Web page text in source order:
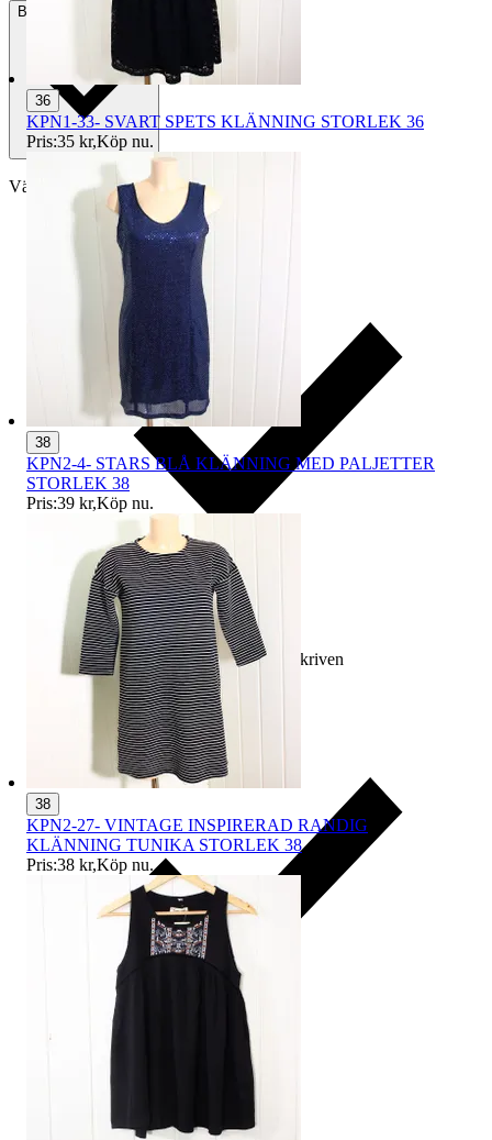
Betalning Via Tradera
Välj till köparskydd
Ersättning om varan inte är som beskriven
Ersättning om du inte får din vara
36
KPN1-33- SVART SPETS KLÄNNING STORLEK 36
Pris:35 kr,Köp nu.
38
KPN2-4- STARS BLÅ KLÄNNING MED PALJETTER
STORLEK 38
Pris:39 kr,Köp nu.
38
KPN2-27- VINTAGE INSPIRERAD RANDIG
KLÄNNING TUNIKA STORLEK 38
Pris:38 kr,Köp nu.